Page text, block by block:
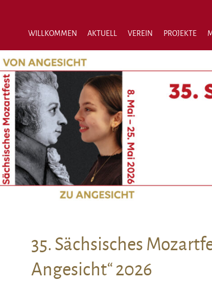
WILLKOMMEN
AKTUELL VEREIN PROJEKTE
35. Sächsisches
Angesicht“ 2026